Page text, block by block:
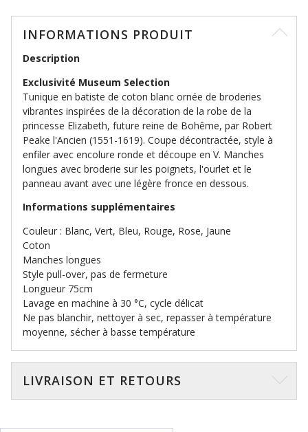
INFORMATIONS PRODUIT
Description
Exclusivité Museum Selection
Tunique en batiste de coton blanc ornée de broderies
vibrantes inspirées de la décoration de la robe de la
princesse Elizabeth, future reine de Bohême, par Robert
Peake l'Ancien (1551-1619). Coupe décontractée, style à
enfiler avec encolure ronde et découpe en V. Manches
longues avec broderie sur les poignets, l'ourlet et le
panneau avant avec une légère fronce en dessous.
Informations supplémentaires
Couleur : Blanc, Vert, Bleu, Rouge, Rose, Jaune
Coton
Manches longues
Style pull-over, pas de fermeture
Longueur 75cm
Lavage en machine à 30 °C, cycle délicat
Ne pas blanchir, nettoyer à sec, repasser à température
moyenne, sécher à basse température
LIVRAISON ET RETOURS